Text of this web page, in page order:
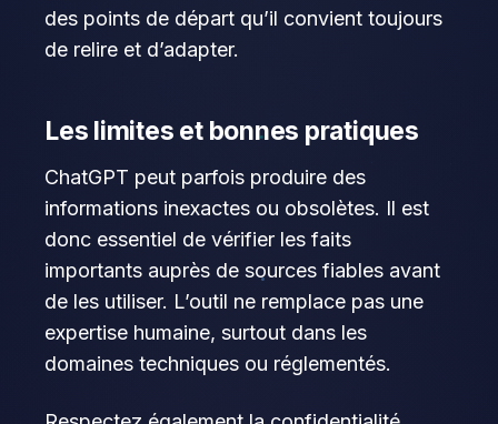
des points de départ qu’il convient toujours
de relire et d’adapter.
Les limites et bonnes pratiques
ChatGPT peut parfois produire des
informations inexactes ou obsolètes. Il est
donc essentiel de vérifier les faits
importants auprès de sources fiables avant
de les utiliser. L’outil ne remplace pas une
expertise humaine, surtout dans les
domaines techniques ou réglementés.